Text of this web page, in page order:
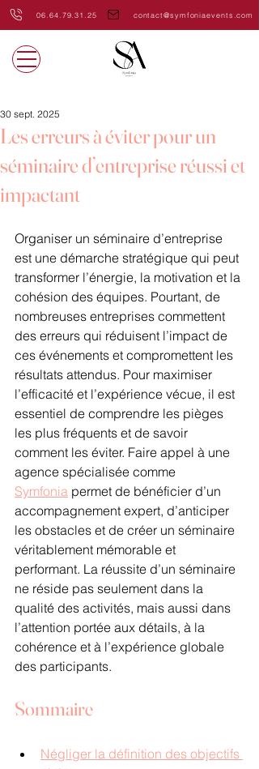
06.64.79.31.25 contact@symfoniaevents.com
Les erreurs à éviter pour un
séminaire d’entreprise réussi et
impactant
30 sept. 2025
Organiser un séminaire d’entreprise
est une démarche stratégique qui peut
transformer l’énergie, la motivation et la
cohésion des équipes. Pourtant, de
nombreuses entreprises commettent
des erreurs qui réduisent l’impact de
ces événements et compromettent les
résultats attendus. Pour maximiser
l’efficacité et l’expérience vécue, il est
essentiel de comprendre les pièges
les plus fréquents et de savoir
comment les éviter. Faire appel à une
agence spécialisée comme
Symfonia permet de bénéficier d’un
accompagnement expert, d’anticiper
les obstacles et de créer un séminaire
véritablement mémorable et
performant. La réussite d’un séminaire
ne réside pas seulement dans la
qualité des activités, mais aussi dans
l’attention portée aux détails, à la
cohérence et à l’expérience globale
des participants.
Sommaire
Négliger la définition des objectifs